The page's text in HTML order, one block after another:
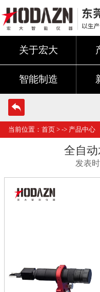
关于宏大
智能制造
当前位置： 首页 > -> 产品中心
全自
发表